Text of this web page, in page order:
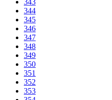
343
344
345
346
347
348
349
350
351
352
353